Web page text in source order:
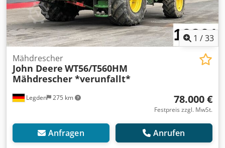
Schwingsitz Radio mit 2 Lautsprechern Innenbeleuchtung
Scheibenwischer vorne Arbeitsscheinwerfer vorne und
hinten SONSTIGES Farbe: Rot Dedpfxjzrry De Ahzjck COC-
Papiere zur Zulassung vorhanden Alle Angaben erfolgen
nach Herstellerangaben. Irrtümer, Änderungen,
Zwischenverkauf sowie Eingabe- und Tippfehler
vorbehalten. Die Ausstattungsmerkmale sind
gegebenenfalls gesondert zu prüfen. Sonstiges: Günstige
Lieferung Europaweit möglich. Besichtigungen sind nur
nach Terminvereinbarung möglich. Gerne...
1 /33
Legden 275 km
Mähdrescher
John Deere WT56/T560HM
Mähdrescher *verunfallt*
78.000 €
Festpreis zzgl. MwSt.
Anfragen Anrufen